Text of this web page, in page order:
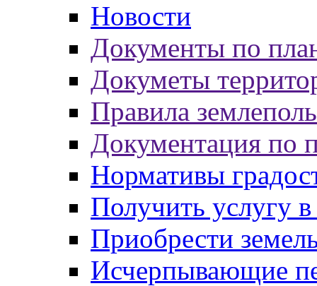
Новости
Документы по
Докуметы
Правила
Документация по
Нормативы
Получить услугу в
Приобрести
Исчерпывающие